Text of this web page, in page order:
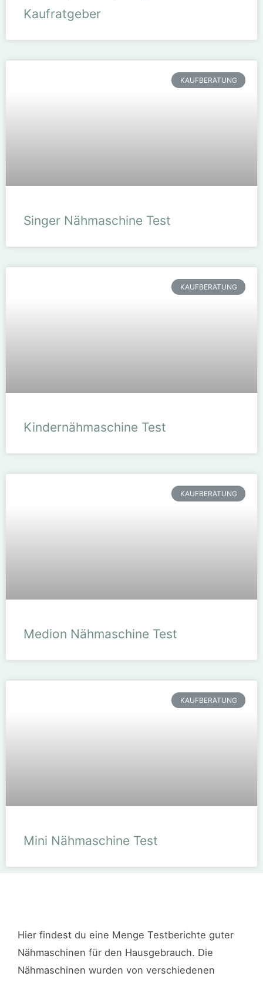
Kaufratgeber
KAUFBERATUNG
Singer Nähmaschine Test
KAUFBERATUNG
Kindernähmaschine Test
KAUFBERATUNG
Medion Nähmaschine Test
KAUFBERATUNG
Mini Nähmaschine Test
Hier findest du eine Menge Testberichte guter
Nähmaschinen für den Hausgebrauch. Die
Nähmaschinen wurden von verschiedenen